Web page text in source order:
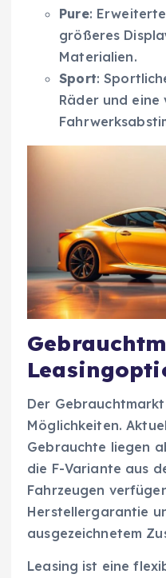
Pure:
größeres
Materialien.
Sport:
Räder und eine
Der
Möglichkeiten.
Gebrauchte liegen
die F-Variante aus
Fahrzeugen
Herstellergarantie
ausgezeichnetem
Leasing ist eine